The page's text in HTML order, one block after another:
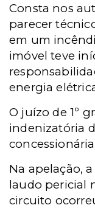
Consta nos
parecer
em um
imóvel teve
energia
O juízo de 1º
indenizatória
Na apelação,
laudo pericial
circuito